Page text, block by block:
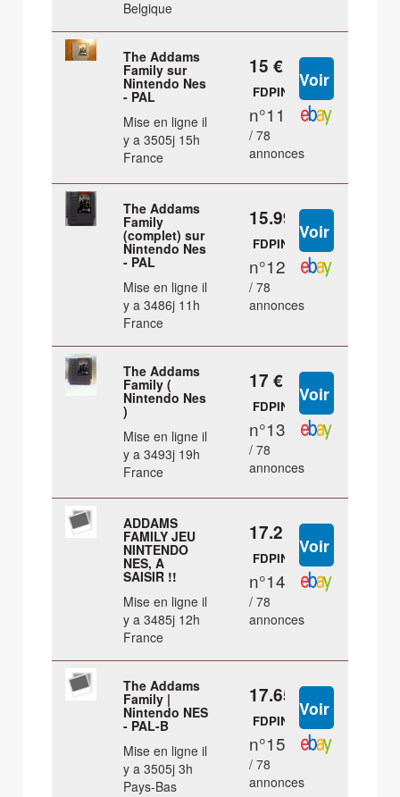
Belgique
The Addams
Family sur
Nintendo Nes
- PAL
Mise en ligne il
y a 3505j 15h
France
15 €
FDPIN
n°11
/ 78
annonces
The Addams
Family
(complet) sur
Nintendo Nes
- PAL
Mise en ligne il
y a 3486j 11h
France
15.99 €
FDPIN
n°12
/ 78
annonces
The Addams
Family (
Nintendo Nes
)
Mise en ligne il
y a 3493j 19h
France
17 €
FDPIN
n°13
/ 78
annonces
ADDAMS
FAMILY JEU
NINTENDO
NES, A
SAISIR !!
Mise en ligne il
y a 3485j 12h
France
17.2 €
FDPIN
n°14
/ 78
annonces
The Addams
Family |
Nintendo NES
- PAL-B
Mise en ligne il
y a 3505j 3h
Pays-Bas
17.65 €
FDPIN
n°15
/ 78
annonces